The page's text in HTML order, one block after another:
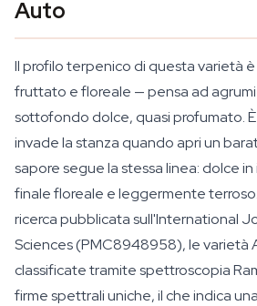
Auto
Il profilo terpenico di questa varietà
fruttato e floreale — pensa ad
sottofondo dolce, quasi profumato.
invade la stanza quando apri un
sapore segue la stessa linea: dolce
finale floreale e leggermente
ricerca pubblicata sull'International
Sciences (PMC8948958), le varietà
classificate tramite spettroscopia
firme spettrali uniche, il che indica